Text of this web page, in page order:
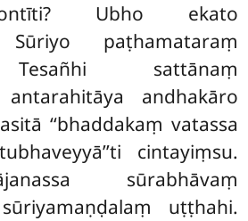
Ubho ekato
Sūriyo paṭhamataraṃ
sattānaṃ
antarahitāya andhakāro
‘‘bhaddakaṃ vatassa
cintayiṃsu.
sūrabhāvaṃ
uṭṭhahi.